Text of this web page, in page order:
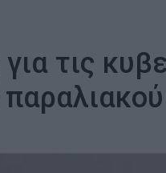
τις